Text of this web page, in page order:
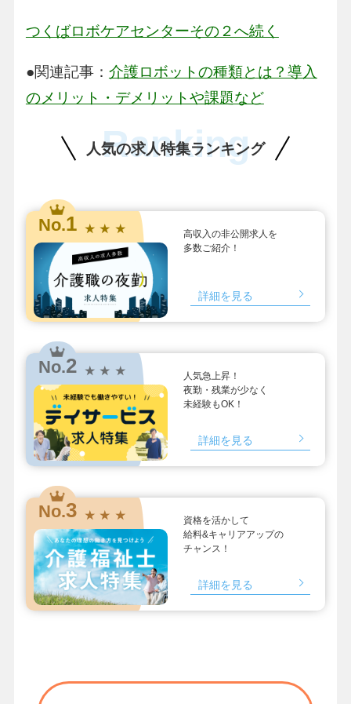
つくばロボケアセンターその２へ続く
●関連記事： 介護ロボットの種類とは？導入
のメリット・デメリットや課題など
人気の求人特集ランキング
Ranking
No.1 ★ ★ ★
高収入の非公開求人を
多数ご紹介！
詳細を見る
No.2 ★ ★ ★
人気急上昇！
夜勤・残業が少なく
未経験もOK！
詳細を見る
No.3 ★ ★ ★
資格を活かして
給料&キャリアアップの
チャンス！
詳細を見る